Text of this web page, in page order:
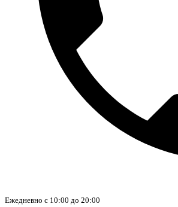
Ежедневно с 10:00 до 20:00